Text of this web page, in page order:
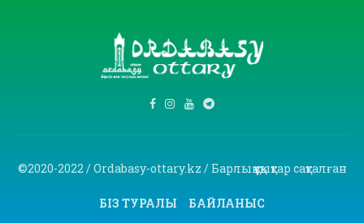
©2020-2022 / Ordabasy-ottary.kz / Барлық құқықтар сақталған
БІЗ ТУРАЛЫ БАЙЛАНЫС